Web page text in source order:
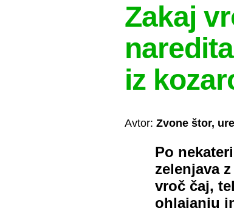
Zakaj
iz
Avtor: Zvone štor,
Po
zelenjava
vroč čaj,
ohlajanju